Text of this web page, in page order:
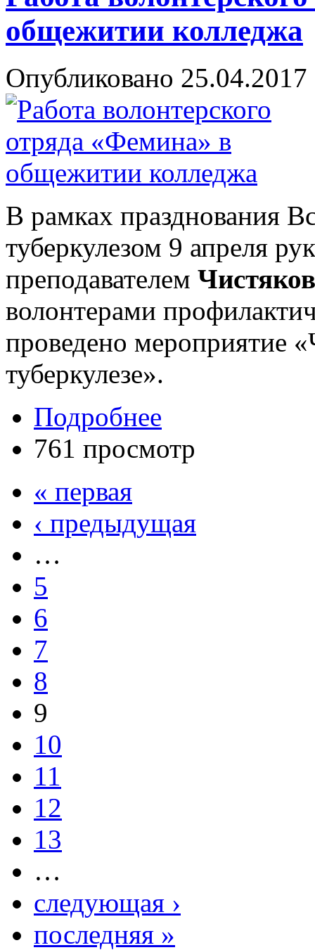
общежитии колледжа
Опубликовано
В рамках празднования
туберкулезом 9 апреля
преподавателем
волонтерами
проведено мероприятие
туберкулезе».
Подробнее
761 просмотр
« первая
‹ предыдущая
…
5
6
7
8
9
10
11
12
13
…
следующая ›
последняя »